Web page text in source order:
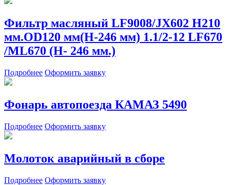
Фильтр масляный LF9008/JX602 H210
мм.OD120 мм(H-246 мм) 1.1/2-12 LF670
/ML670 (H- 246 мм.)
Подробнее Оформить заявку
Фонарь автопоезда КАМАЗ 5490
Подробнее Оформить заявку
Молоток аварийный в сборе
Подробнее Оформить заявку